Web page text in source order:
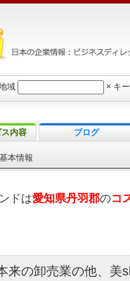
本情報
ドは愛知県丹羽郡のコ
来の卸売業の他、美
域 × キ
内容 ブログ